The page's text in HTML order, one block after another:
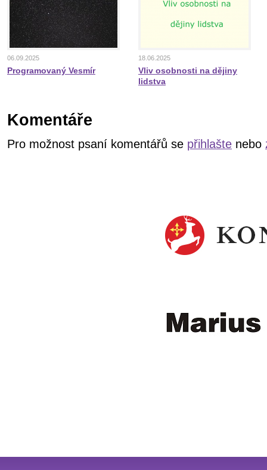
06.09.2025
Programovaný Vesmír
18.06.2025
Vliv osobnosti na dějiny
lidstva
Komentáře
Pro možnost psaní komentářů se přihlašte nebo